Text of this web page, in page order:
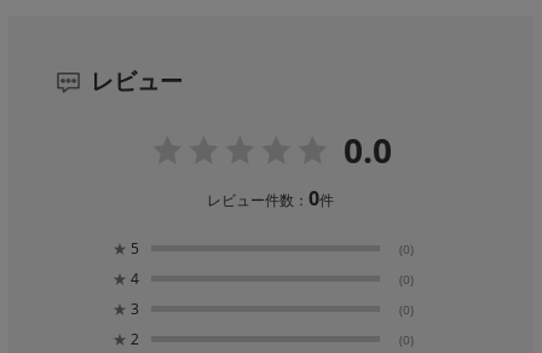
レビュー
0.0
レビュー件数：0件
★ 5 (0)
★ 4 (0)
★ 3 (0)
★ 2 (0)